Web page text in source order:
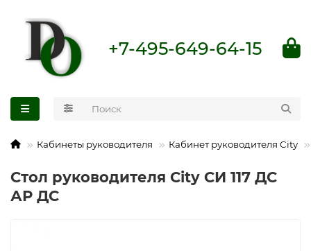
+7-495-649-64-15
Кабинеты руководителя Кабинет руководителя City
Стол руководителя City СИ 117 ДС
АР ДС